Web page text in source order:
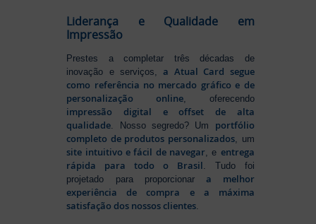
Liderança e Qualidade em
Impressão
Prestes a completar três décadas de
inovação e serviços,a Atual Card segue
como referência no mercado gráfico e de
personalização online, oferecendo
impressão digital e offset de alta
qualidade . Nosso segredo? Um portfólio
completo de produtos personalizados , um
site intuitivo e fácil de navegar , e entrega
rápida para todo o Brasil . Tudo foi
projetado para proporcionara melhor
experiência de compra e a máxima
satisfação dos nossos clientes